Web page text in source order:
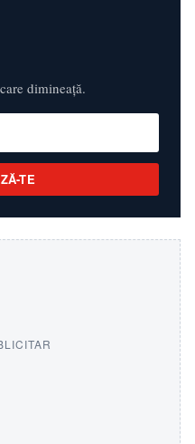
dimineață.
TE